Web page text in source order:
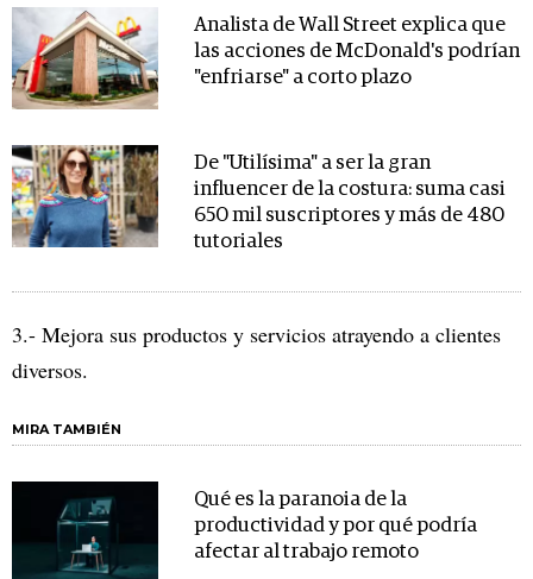
Analista de Wall Street explica que
las acciones de McDonald's podrían
"enfriarse" a corto plazo
De "Utilísima" a ser la gran
influencer de la costura: suma casi
650 mil suscriptores y más de 480
tutoriales
3.- Mejora sus productos y servicios atrayendo a clientes
diversos.
MIRA TAMBIÉN
Qué es la paranoia de la
productividad y por qué podría
afectar al trabajo remoto